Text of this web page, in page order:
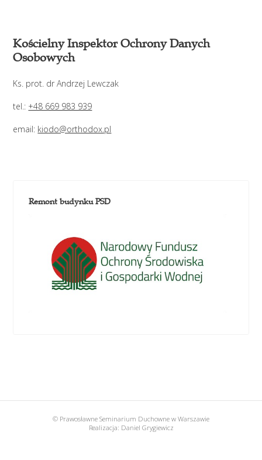
Kościelny Inspektor Ochrony Danych
Osobowych
Ks. prot. dr Andrzej Lewczak
tel.: +48 669 983 939
email: kiodo@orthodox.pl
Remont budynku PSD
© Prawosławne Seminarium Duchowne w Warszawie
Realizacja: Daniel Grygiewicz